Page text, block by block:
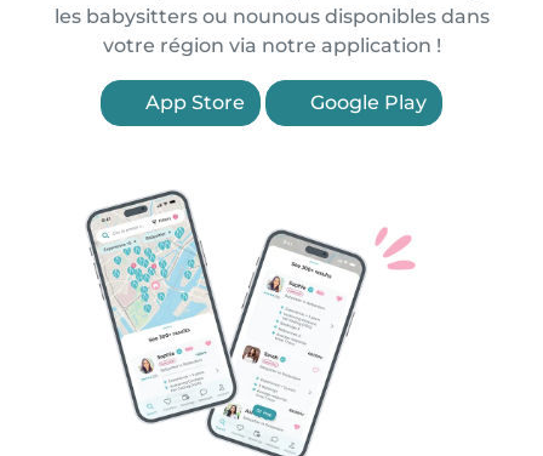
les babysitters ou nounous disponibles dans
votre région via notre application !
App Store Google Play